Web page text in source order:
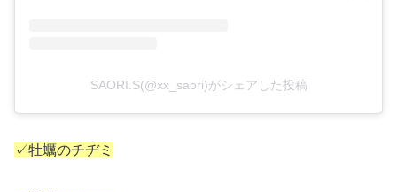
SAORI.S(@xx_saori)がシェアした投稿
✓牡蠣のチヂミ